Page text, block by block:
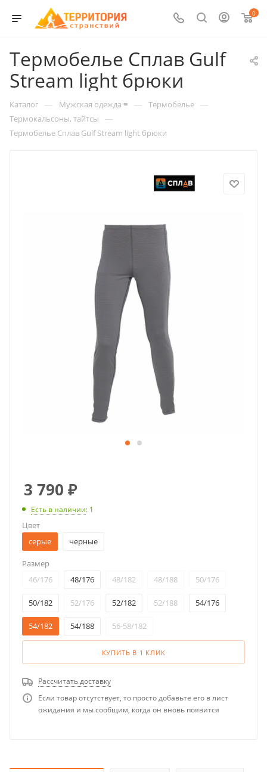
0
Термобелье Сплав Gulf
Stream light брюки
Каталог — Мужская одежда ≡ — Термобелье —
Термокальсоны, тайтсы —
Термобелье Сплав Gulf Stream light брюки
3 790 ₽
Есть в наличии: 1
Цвет
серые
черные
Размер
46/176
48/176 48/182 48/188 50/176
50/182 52/176 52/182 52/188 54/176
54/182 54/188 56-58/182
КУПИТЬ В 1 КЛИК
Рассчитать доставку
Если товар отсутствует, то просто добавьте его в лист
ожидания и мы сообщим, когда он вновь появится